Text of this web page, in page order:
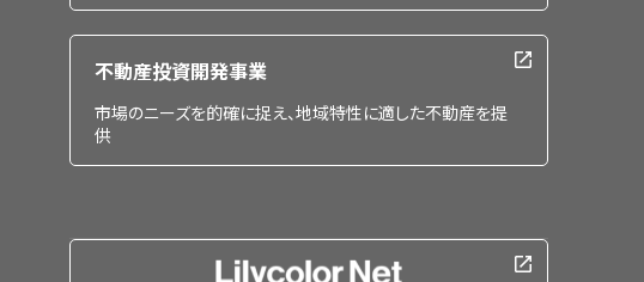
不動産投資開発事業
市場のニーズを的確に捉え、地域特性に適した不動産を提
供